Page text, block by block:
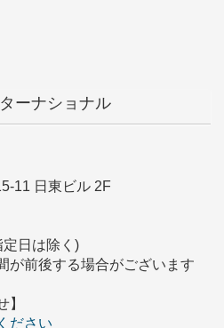
ーナショナル
11 日東ビル 2F
日は除く)
が前後する場合がございます
】
ださい